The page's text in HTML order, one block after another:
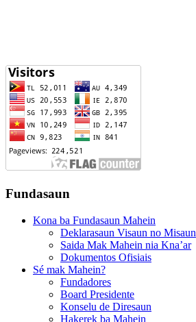
Fundasaun
Kona ba Fundasaun Mahein
Deklarasaun Visaun no Misaun
Saida Mak Mahein nia Kna’ar
Dokumentos Ofisiais
Sé mak Mahein?
Fundadores
Board Presidente
Konselu de Diresaun
Hakerek ba Mahein